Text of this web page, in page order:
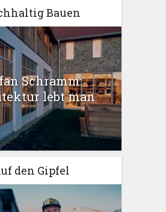
Bauen
Schramm:
lebt man
den Gipfel